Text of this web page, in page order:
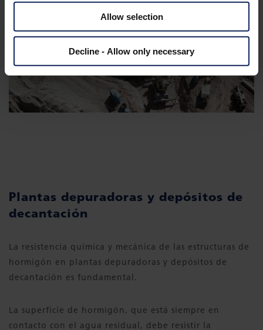
Allow selection
Decline - Allow only necessary
Plantas depuradoras y depósitos de
decantación
La resistencia química y mecánica de las estructuras de
hormigón en plantas depuradoras y depósitos de
decantación es fundamental.
La superficie de hormigón, que está siempre en
contacto con el agua residual, debe resistir la